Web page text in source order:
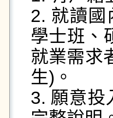
2. 就讀國
學士班、
就業需求
生)。
3. 願意投